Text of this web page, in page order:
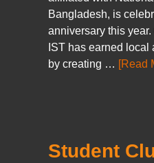
Bangladesh, is
anniversary this
IST has earned
by creating … [Read
Student